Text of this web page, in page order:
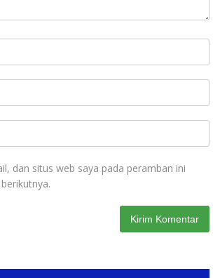
dan situs web saya pada peramban ini